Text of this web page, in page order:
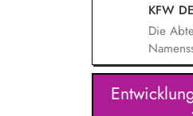
KFW
Die
der